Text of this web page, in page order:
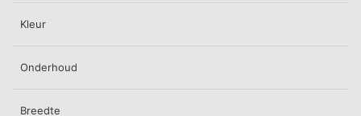
Kleur
Onderhoud
Breedte